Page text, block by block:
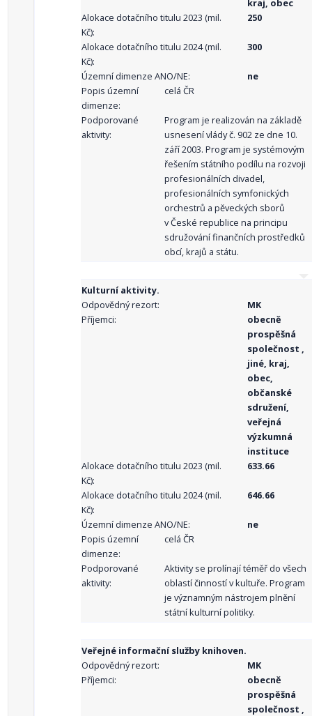
kraj, obec
Alokace dotačního titulu 2023 (mil.
Kč):
250
Alokace dotačního titulu 2024 (mil.
Kč):
300
Územní dimenze ANO/NE:
ne
Popis územní
dimenze:
celá ČR
Podporované
aktivity:
Program je realizován na základě
usnesení vlády č. 902 ze dne 10.
září 2003. Program je systémovým
řešením státního podílu na rozvoji
profesionálních divadel,
profesionálních symfonických
orchestrů a pěveckých sborů
v České republice na principu
sdružování finančních prostředků
obcí, krajů a státu.
Kulturní aktivity.
Odpovědný rezort:
MK
Příjemci:
obecně
prospěšná
společnost ,
jiné, kraj,
obec,
občanské
sdružení,
veřejná
výzkumná
instituce
Alokace dotačního titulu 2023 (mil.
Kč):
633.66
Alokace dotačního titulu 2024 (mil.
Kč):
646.66
Územní dimenze ANO/NE:
ne
Popis územní
dimenze:
celá ČR
Podporované
aktivity:
Aktivity se prolínají téměř do všech
oblastí činností v kultuře. Program
je významným nástrojem plnění
státní kulturní politiky.
Veřejné informační služby knihoven.
Odpovědný rezort:
MK
Příjemci:
obecně
prospěšná
společnost ,